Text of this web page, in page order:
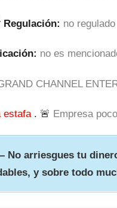
Regulación: no regulado
no es
CHANNEL
estafa . 🚨 Empresa
No arriesgues tu
y sobre todo